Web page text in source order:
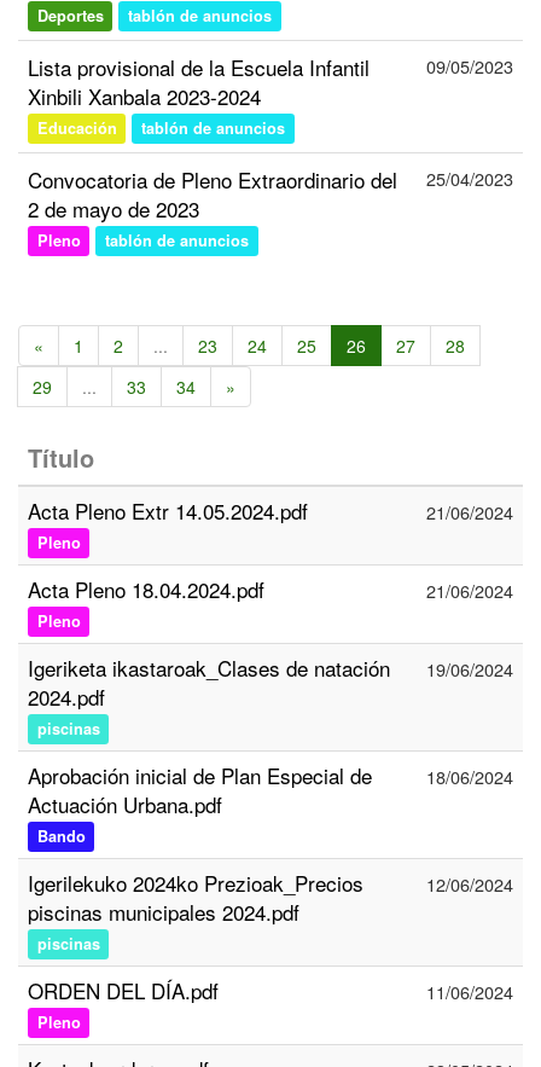
Deportes tablón de anuncios
Lista provisional de la Escuela Infantil
Xinbili Xanbala 2023-2024
Educación tablón de anuncios
09/05/2023
Convocatoria de Pleno Extraordinario del
2 de mayo de 2023
Pleno tablón de anuncios
25/04/2023
« 1 2 ... 23 24 25 26 27
28
29
... 33 34 »
Título
Acta Pleno Extr 14.05.2024.pdf
Pleno
21/06/2024
Acta Pleno 18.04.2024.pdf
Pleno
21/06/2024
Igeriketa ikastaroak_Clases de natación
2024.pdf
piscinas
19/06/2024
Aprobación inicial de Plan Especial de
Actuación Urbana.pdf
Bando
18/06/2024
Igerilekuko 2024ko Prezioak_Precios
piscinas municipales 2024.pdf
piscinas
12/06/2024
ORDEN DEL DÍA.pdf
Pleno
11/06/2024